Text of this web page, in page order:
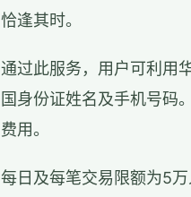
恰逢其时。
通过此服务，用户可利用
国身份证姓名及手机号码
费用。
每日及每笔交易限额为5